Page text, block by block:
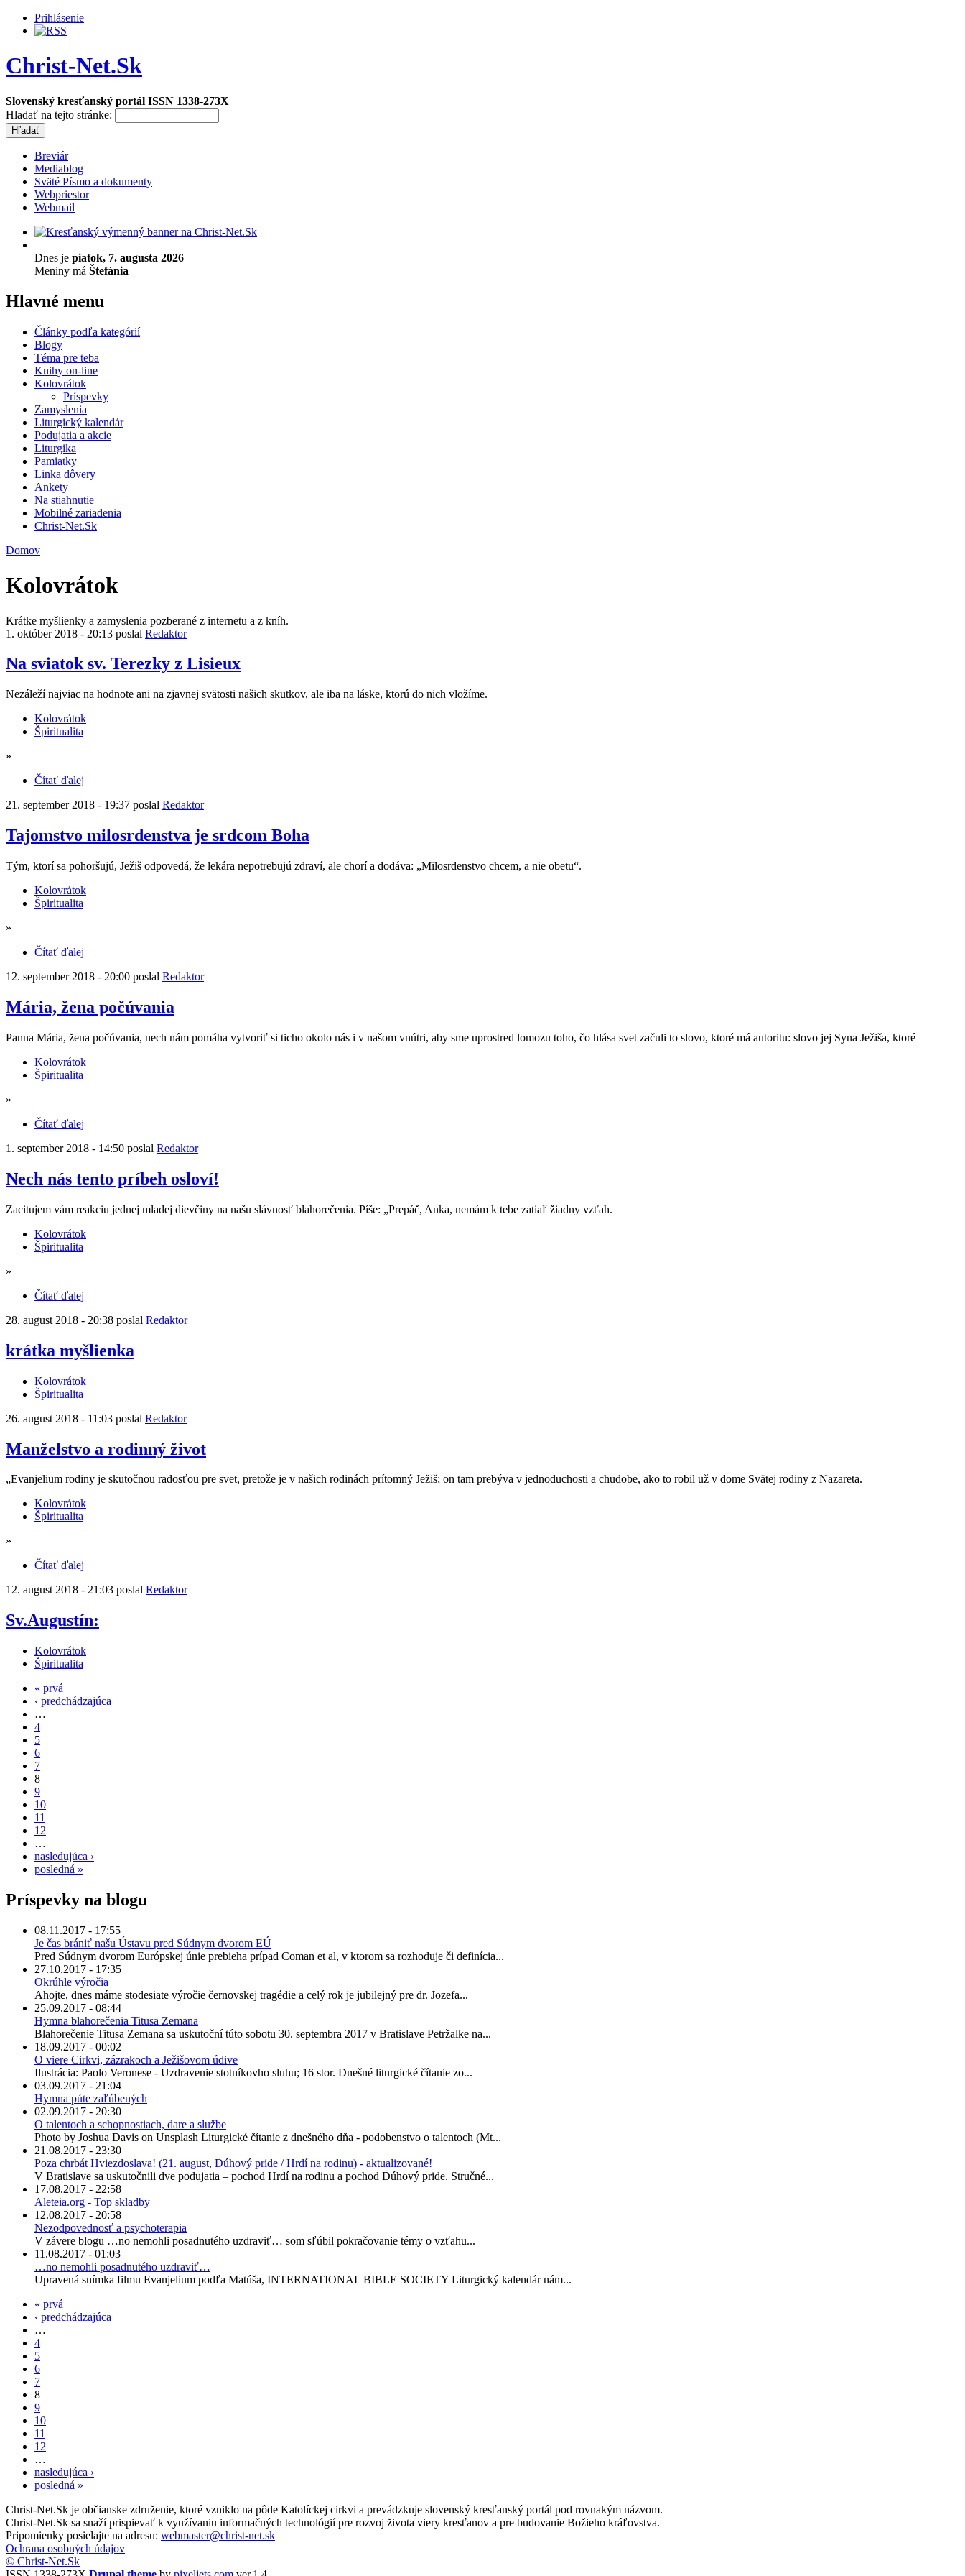
Prihlásenie
Christ-Net.Sk
Slovenský kresťanský portál ISSN 1338-273X
Hladať na tejto stránke:
Breviár
Mediablog
Sväté Písmo a dokumenty
Webpriestor
Webmail
Dnes je piatok, 7. augusta 2026
Meniny má Štefánia
Hlavné menu
Články podľa kategórií
Blogy
Téma pre teba
Knihy on-line
Kolovrátok
Príspevky
Zamyslenia
Liturgický kalendár
Podujatia a akcie
Liturgika
Pamiatky
Linka dôvery
Ankety
Na stiahnutie
Mobilné zariadenia
Christ-Net.Sk
Domov
Kolovrátok
Krátke myšlienky a zamyslenia pozberané z internetu a z kníh.
1. október 2018 - 20:13 poslal Redaktor
Na sviatok sv. Terezky z Lisieux
Nezáleží najviac na hodnote ani na zjavnej svätosti našich skutkov, ale iba na láske, ktorú do nich vložíme.
Kolovrátok
Špiritualita
»
Čítať ďalej
21. september 2018 - 19:37 poslal Redaktor
Tajomstvo milosrdenstva je srdcom Boha
Tým, ktorí sa pohoršujú, Ježiš odpovedá, že lekára nepotrebujú zdraví, ale chorí a dodáva: „Milosrdenstvo chcem, a nie obetu“.
Kolovrátok
Špiritualita
»
Čítať ďalej
12. september 2018 - 20:00 poslal Redaktor
Mária, žena počúvania
Panna Mária, žena počúvania, nech nám pomáha vytvoriť si ticho okolo nás i v našom vnútri, aby sme uprostred lomozu toho, čo hlása svet začuli to slovo, ktoré má autoritu: slovo jej Syna Ježiša, ktoré
Kolovrátok
Špiritualita
»
Čítať ďalej
1. september 2018 - 14:50 poslal Redaktor
Nech nás tento príbeh osloví!
Zacitujem vám reakciu jednej mladej dievčiny na našu slávnosť blahorečenia. Píše: „Prepáč, Anka, nemám k tebe zatiaľ žiadny vzťah.
Kolovrátok
Špiritualita
»
Čítať ďalej
28. august 2018 - 20:38 poslal Redaktor
krátka myšlienka
Kolovrátok
Špiritualita
26. august 2018 - 11:03 poslal Redaktor
Manželstvo a rodinný život
„Evanjelium rodiny je skutočnou radosťou pre svet, pretože je v našich rodinách prítomný Ježiš; on tam prebýva v jednoduchosti a chudobe, ako to robil už v dome Svätej rodiny z Nazareta.
Kolovrátok
Špiritualita
»
Čítať ďalej
12. august 2018 - 21:03 poslal Redaktor
Sv.Augustín:
Kolovrátok
Špiritualita
« prvá
‹ predchádzajúca
…
4
5
6
7
8
9
10
11
12
…
nasledujúca ›
posledná »
Príspevky na blogu
08.11.2017 - 17:55
Je čas brániť našu Ústavu pred Súdnym dvorom EÚ
Pred Súdnym dvorom Európskej únie prebieha prípad Coman et al, v ktorom sa rozhoduje či definícia...
27.10.2017 - 17:35
Okrúhle výročia
Ahojte, dnes máme stodesiate výročie černovskej tragédie a celý rok je jubilejný pre dr. Jozefa...
25.09.2017 - 08:44
Hymna blahorečenia Titusa Zemana
Blahorečenie Titusa Zemana sa uskutoční túto sobotu 30. septembra 2017 v Bratislave Petržalke na...
18.09.2017 - 00:02
O viere Cirkvi, zázrakoch a Ježišovom údive
Ilustrácia: Paolo Veronese - Uzdravenie stotníkovho sluhu; 16 stor. Dnešné liturgické čítanie zo...
03.09.2017 - 21:04
Hymna púte zaľúbených
02.09.2017 - 20:30
O talentoch a schopnostiach, dare a službe
Photo by Joshua Davis on Unsplash Liturgické čítanie z dnešného dňa - podobenstvo o talentoch (Mt...
21.08.2017 - 23:30
Poza chrbát Hviezdoslava! (21. august, Dúhový pride / Hrdí na rodinu) - aktualizované!
V Bratislave sa uskutočnili dve podujatia – pochod Hrdí na rodinu a pochod Dúhový pride. Stručné...
17.08.2017 - 22:58
Aleteia.org - Top skladby
12.08.2017 - 20:58
Nezodpovednosť a psychoterapia
V závere blogu …no nemohli posadnutého uzdraviť… som sľúbil pokračovanie témy o vzťahu...
11.08.2017 - 01:03
…no nemohli posadnutého uzdraviť…
Upravená snímka filmu Evanjelium podľa Matúša, INTERNATIONAL BIBLE SOCIETY Liturgický kalendár nám...
« prvá
‹ predchádzajúca
…
4
5
6
7
8
9
10
11
12
…
nasledujúca ›
posledná »
Christ-Net.Sk je občianske združenie, ktoré vzniklo na pôde Katolíckej cirkvi a prevádzkuje slovenský kresťanský portál pod rovnakým názvom.
Christ-Net.Sk sa snaží prispievať k využívaniu informačných technológií pre rozvoj života viery kresťanov a pre budovanie Božieho kráľovstva.
Pripomienky posielajte na adresu: webmaster@christ-net.sk
Ochrana osobných údajov
© Christ-Net.Sk